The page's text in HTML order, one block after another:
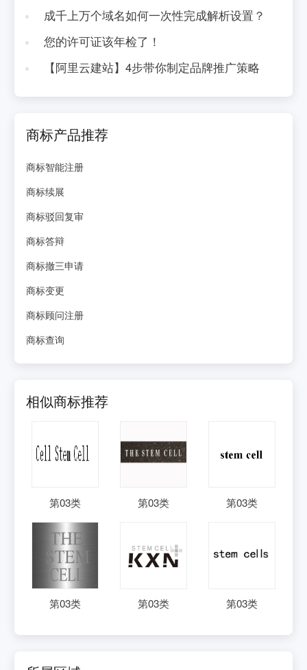
成千上万个域名如何一次性完成解析设置？
您的许可证该年检了！
【阿里云建站】4步带你制定品牌推广策略
商标产品推荐
商标智能注册
商标续展
商标驳回复审
商标答辩
商标撤三申请
商标变更
商标顾问注册
商标查询
相似商标推荐
第03类 第03类 第03类
第03类 第03类 第03类